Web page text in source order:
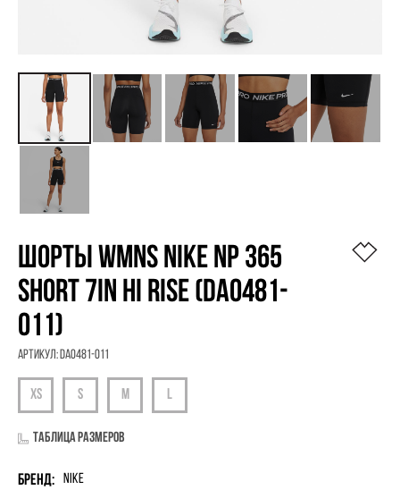
ШОРТЫ WMNS NIKE NP 365
SHORT 7IN HI RISE (DA0481-
011)
Артикул:DA0481-011
Таблица размеров
Бренд: Nike